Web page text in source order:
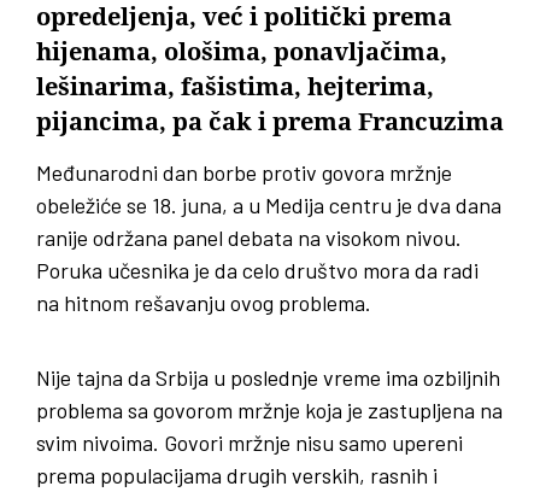
opredeljenja, već i politički prema
hijenama, ološima, ponavljačima,
lešinarima, fašistima, hejterima,
pijancima, pa čak i prema Francuzima
Međunarodni dan borbe protiv govora mržnje
obeležiće se 18. juna, a u Medija centru je dva dana
ranije održana panel debata na visokom nivou.
Poruka učesnika je da celo društvo mora da radi
na hitnom rešavanju ovog problema.
Nije tajna da Srbija u poslednje vreme ima ozbiljnih
problema sa govorom mržnje koja je zastupljena na
svim nivoima. Govori mržnje nisu samo upereni
prema populacijama drugih verskih, rasnih i